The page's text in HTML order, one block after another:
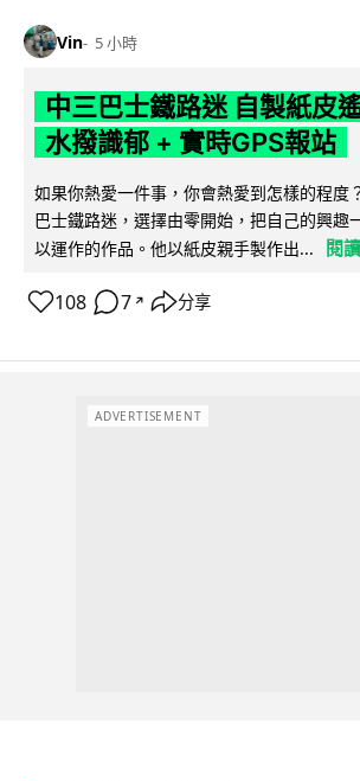
Vin 5 小時
中三巴士鐵路迷 自製紙皮
水撥識郁 + 實時GPS報站
如果你熱愛一件事，你會熱愛到怎樣的程度
巴士鐵路迷，選擇由零開始，把自己的興趣
以運作的作品。他以紙皮親手製作出...
閱
108 7 ↗ 分享
ADVERTISEMENT